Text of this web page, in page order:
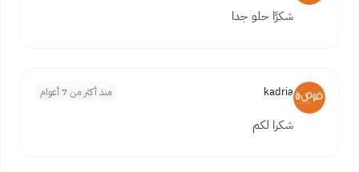
شكرًا حلو جدا
kadria منذ أكثر من 7 أعوام
شكرا لكم